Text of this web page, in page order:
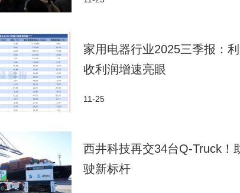
家用电器行业2025三季报：
收利润增速亮眼
11-25
西井科技再交34台Q-Truck！
驶新标杆